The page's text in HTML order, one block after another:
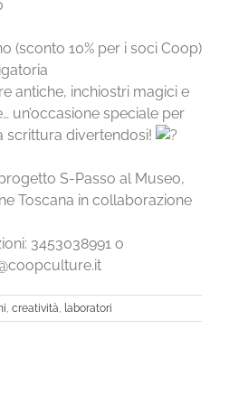
(sconto 10% per i soci Coop)
antiche, inchiostri magici e
un’occasione speciale per
scrittura divertendosi!
S-Passo al Museo,
Toscana in collaborazione
3453038991 o
, creatività, laboratori